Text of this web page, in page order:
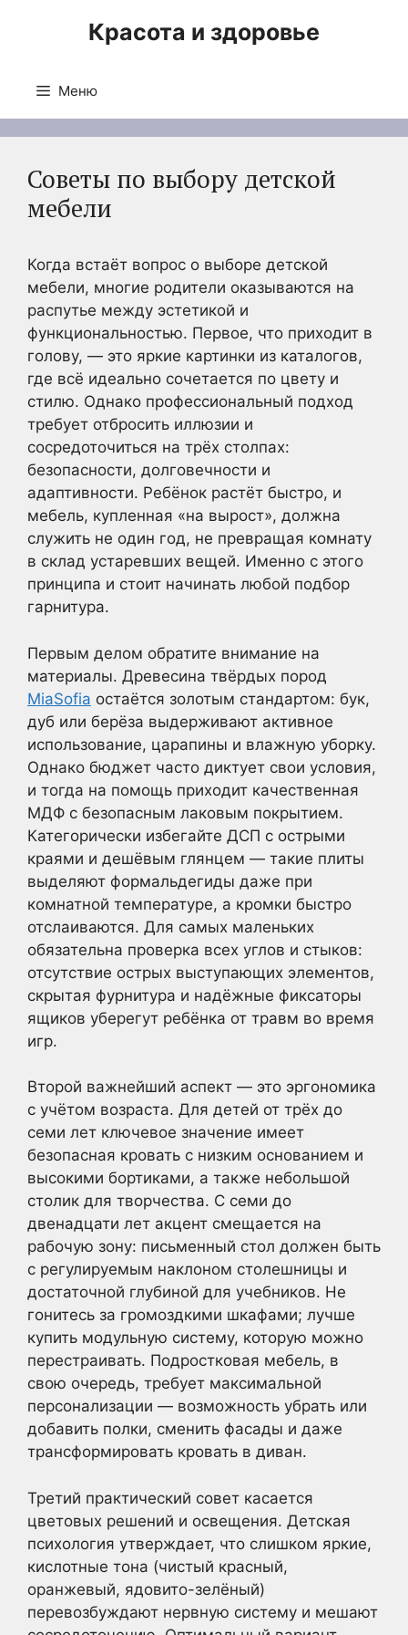
Красота и здоровье
Меню
Советы по выбору детской
мебели
Когда встаёт вопрос о выборе детской
мебели, многие родители оказываются на
распутье между эстетикой и
функциональностью. Первое, что приходит в
голову, — это яркие картинки из каталогов,
где всё идеально сочетается по цвету и
стилю. Однако профессиональный подход
требует отбросить иллюзии и
сосредоточиться на трёх столпах:
безопасности, долговечности и
адаптивности. Ребёнок растёт быстро, и
мебель, купленная «на вырост», должна
служить не один год, не превращая комнату
в склад устаревших вещей. Именно с этого
принципа и стоит начинать любой подбор
гарнитура.
Первым делом обратите внимание на
материалы. Древесина твёрдых пород
MiaSofia остаётся золотым стандартом: бук,
дуб или берёза выдерживают активное
использование, царапины и влажную уборку.
Однако бюджет часто диктует свои условия,
и тогда на помощь приходит качественная
МДФ с безопасным лаковым покрытием.
Категорически избегайте ДСП с острыми
краями и дешёвым глянцем — такие плиты
выделяют формальдегиды даже при
комнатной температуре, а кромки быстро
отслаиваются. Для самых маленьких
обязательна проверка всех углов и стыков:
отсутствие острых выступающих элементов,
скрытая фурнитура и надёжные фиксаторы
ящиков уберегут ребёнка от травм во время
игр.
Второй важнейший аспект — это эргономика
с учётом возраста. Для детей от трёх до
семи лет ключевое значение имеет
безопасная кровать с низким основанием и
высокими бортиками, а также небольшой
столик для творчества. С семи до
двенадцати лет акцент смещается на
рабочую зону: письменный стол должен быть
с регулируемым наклоном столешницы и
достаточной глубиной для учебников. Не
гонитесь за громоздкими шкафами; лучше
купить модульную систему, которую можно
перестраивать. Подростковая мебель, в
свою очередь, требует максимальной
персонализации — возможность убрать или
добавить полки, сменить фасады и даже
трансформировать кровать в диван.
Третий практический совет касается
цветовых решений и освещения. Детская
психология утверждает, что слишком яркие,
кислотные тона (чистый красный,
оранжевый, ядовито-зелёный)
перевозбуждают нервную систему и мешают